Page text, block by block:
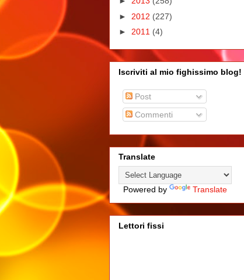
► 2012 (227)
► 2011 (4)
Iscriviti al mio fighissimo blog!
Post
Commenti
Translate
Powered by Translate
Lettori fissi